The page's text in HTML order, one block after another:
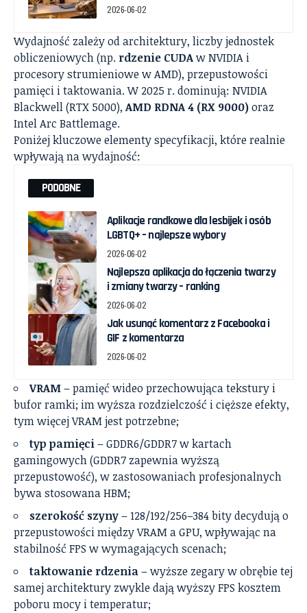
2026-06-02
Wydajność zależy od architektury, liczby jednostek
obliczeniowych (np. rdzenie CUDAw NVIDIA i
procesory strumieniowe w AMD), przepustowości
pamięci i taktowania. W 2025 r. dominują: NVIDIA
Blackwell (RTX 5000),AMD RDNA 4 (RX 9000)oraz
Intel Arc Battlemage.
Poniżej kluczowe elementy specyfikacji, które realnie
wpływają na wydajność:
PODOBNE
Aplikacje randkowe dla lesbijek i osób
LGBTQ+ – najlepsze wybory
2026-06-02
Najlepsza aplikacja do łączenia twarzy
i zmiany twarzy – ranking
2026-06-02
Jak usunąć komentarz z Facebooka i
GIF z komentarza
2026-06-02
VRAM– pamięć wideo przechowująca tekstury i
bufor ramki; im wyższa rozdzielczość i cięższe efekty,
tym więcej VRAM jest potrzebne;
typ pamięci– GDDR6/GDDR7 w kartach
gamingowych (GDDR7 zapewnia wyższą
przepustowość), w zastosowaniach profesjonalnych
bywa stosowana HBM;
szerokość szyny– 128/192/256–384 bity decydują o
przepustowości między VRAM a GPU, wpływając na
stabilność FPS w wymagających scenach;
taktowanie rdzenia– wyższe zegary w obrębie tej
samej architektury zwykle dają wyższy FPS kosztem
poboru mocy i temperatur;